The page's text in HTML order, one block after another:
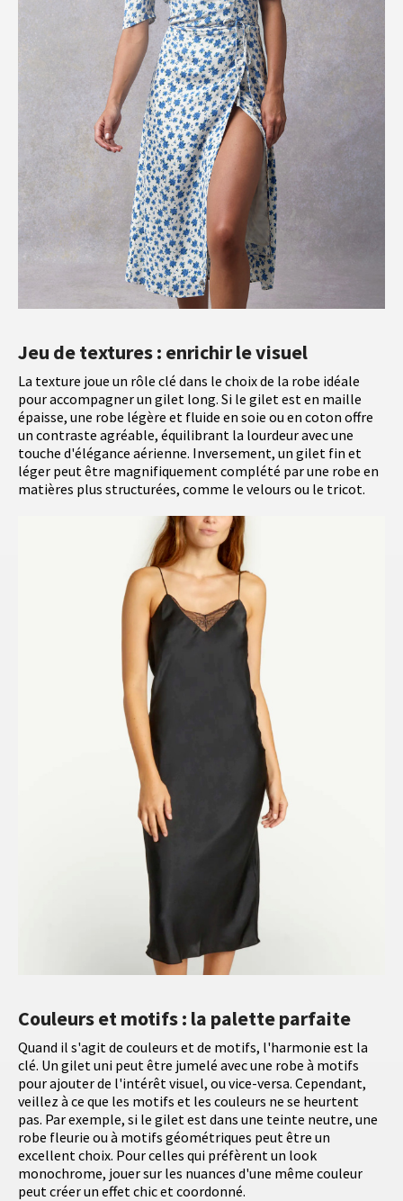
Jeu de textures : enrichir le visuel
La texture joue un rôle clé dans le choix de la robe idéale
pour accompagner un gilet long. Si le gilet est en maille
épaisse, une robe légère et fluide en soie ou en coton offre
un contraste agréable, équilibrant la lourdeur avec une
touche d'élégance aérienne. Inversement, un gilet fin et
léger peut être magnifiquement complété par une robe en
matières plus structurées, comme le velours ou le tricot.
Couleurs et motifs : la palette parfaite
Quand il s'agit de couleurs et de motifs, l'harmonie est la
clé. Un gilet uni peut être jumelé avec une robe à motifs
pour ajouter de l'intérêt visuel, ou vice-versa. Cependant,
veillez à ce que les motifs et les couleurs ne se heurtent
pas. Par exemple, si le gilet est dans une teinte neutre, une
robe fleurie ou à motifs géométriques peut être un
excellent choix. Pour celles qui préfèrent un look
monochrome, jouer sur les nuances d'une même couleur
peut créer un effet chic et coordonné.